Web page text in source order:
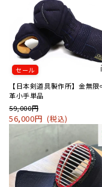
セール
【日本剣道具製作所】金無
革小手単品
59,000円
56,000円(税込)